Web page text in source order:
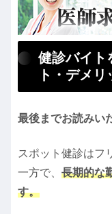
健診バイト
ト・デメ
最後までお読みい
スポット健診はフ
一方で、 長期的な
す。